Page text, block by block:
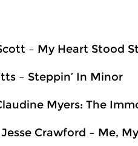
– My Heart Stood
– Steppin’ In Minor
Myers: The
Crawford – Me,